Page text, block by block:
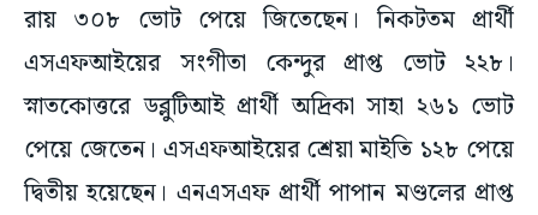
রায় ৩০৮ ভোট পেয়ে জিতেছেন। নিকটতম প্রার্থী
এসএফআইয়ের সংগীতা কেন্দুর প্রাপ্ত ভোট ২২৮।
স্নাতকোত্তরে ডব্লুটিআই প্রার্থী অদ্রিকা সাহা ২৬১ ভোট
পেয়ে জেতেন। এসএফআইয়ের শ্রেয়া মাইতি ১২৮ পেয়ে
দ্বিতীয় হয়েছেন। এনএসএফ প্রার্থী পাপান মণ্ডলের প্রাপ্ত